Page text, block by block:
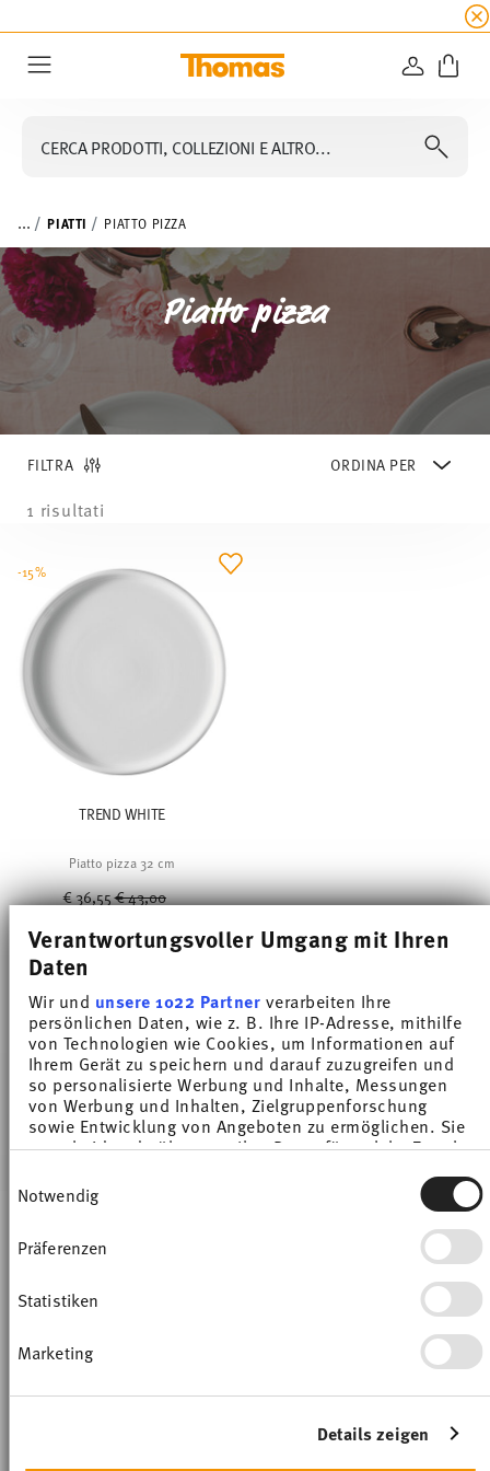
Verantwortungsvoller Umgang mit Ihren
Daten
Wir und unsere 1022 Partnerverarbeiten Ihre
persönlichen Daten, wie z. B. Ihre IP-Adresse, mithilfe
von Technologien wie Cookies, um Informationen auf
Ihrem Gerät zu speichern und darauf zuzugreifen und
so personalisierte Werbung und Inhalte, Messungen
von Werbung und Inhalten, Zielgruppenforschung
sowie Entwicklung von Angeboten zu ermöglichen. Sie
entscheiden darüber, wer Ihre Daten für welche Zwecke
Cookie-Erklärung oder durch Klicken auf das Privacy
Trigger Symbol ändern oder widerrufen
Wenn Sie es erlauben, würden wir auch gerne:
erfassen, welche bis auf einige Meter genau sein
bestimmten Merkmalen (Fingerprinting)
Erfahren Sie mehr darüber, wie Ihre persönlichen Daten
verarbeitet werden, und legen Sie Ihre Präferenzen im
Notwendig
Präferenzen
Statistiken
Marketing
Details zeigen
5% di sconto extra! Fino al
ACCEDI
CERCA PRODOTTI, COLLEZIONI E ALTRO...
... PIATTI PIATTO PIZZA
Piatto pizza
FILTRA
1 risultati
TREND WHITE
Piatto pizza 32 cm
€ 36,55Price reduced from
€ 43,00to
-15%
Hai visto 1 di 1 prodotti
Services
Tieniti informato su novità, tendenze e
newsletter